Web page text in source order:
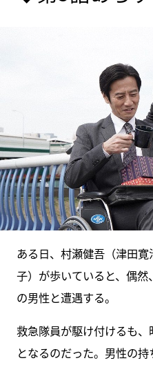
ある日、村瀬健吾（津田
子）が歩いていると、偶
の男性と遭遇する。
救急隊員が駆け付けるも
となるのだった。男性の